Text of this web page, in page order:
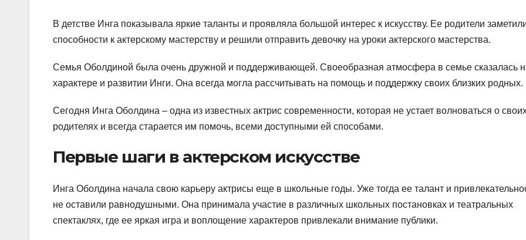
В детстве Инга показывала яркие таланты и проявляла большой интерес к искусству. Ее родители
способности к актерскому мастерству и решили отправить девочку на уроки актерского мастерства.
Семья Оболдиной была очень дружной и поддерживающей. Своеобразная атмосфера в семье сказалась
характере и развитии Инги. Она всегда могла рассчитывать на помощь и поддержку своих близких родных.
Сегодня Инга Оболдина – одна из известных актрис современности, которая не устает волноваться о
родителях и всегда старается им помочь, всеми доступными ей способами.
Первые шаги в актерском искусстве
Инга Оболдина начала свою карьеру актрисы еще в школьные годы. Уже тогда ее талант и
не оставили равнодушными. Она принимала участие в различных школьных постановках и театральных
спектаклях, где ее яркая игра и воплощение характеров привлекали внимание публики.